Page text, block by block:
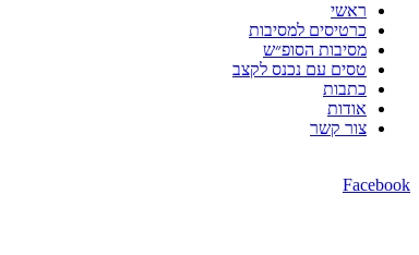
ראשי
כרטיסים למסיבות
מסיבות הסופ״ש
טסים עם נכנס לקצב
כתבות
אודות
צור קשר
Facebook